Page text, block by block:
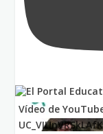
Vídeo de